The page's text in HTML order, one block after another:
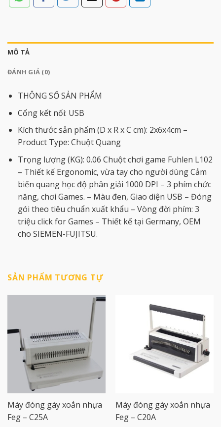
MÔ TẢ
ĐÁNH GIÁ (0)
THÔNG SỐ SẢN PHẨM
Cổng kết nối: USB
Kích thước sản phẩm (D x R x C cm): 2x6x4cm –
Product Type: Chuột Quang
Trọng lượng (KG): 0.06 Chuột chơi game Fuhlen L102
– Thiết kế Ergonomic, vừa tay cho người dùng Cảm
biến quang học độ phân giải 1000 DPI – 3 phím chức
năng, chơi Games. – Màu đen, Giao diện USB – Đóng
gói theo tiêu chuẩn xuất khẩu – Vòng đời phím: 3
triệu click for Games – Thiết kế tại Germany, OEM
cho SIEMEN-FUJITSU.
SẢN PHẨM TƯƠNG TỰ
Máy đóng gáy xoắn nhựa
Feg – C25A
Máy đóng gáy xoắn nhựa
Feg – C20A